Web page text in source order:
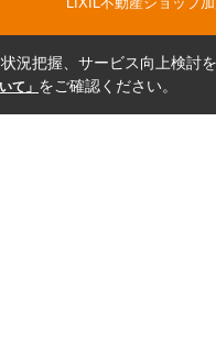
況把握、サービス向上検討
て」 をご確認ください。